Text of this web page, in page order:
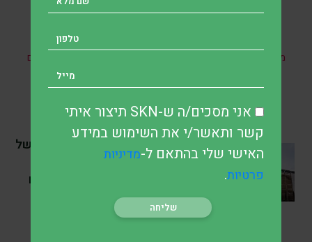
* אין במאמר זה, בחלקו או במלואו, כל הבטחה להשגת תשואות
מהשקעות ואין האמור בו מהווה ייעוץ מקצועי לבצע השקעות בתחום
SKN | סיפור הצמיחה של
עומד בפני מבחן חדש: האם
התרחבות ההכנסות תוכל
להשיב את השווי הקודם?
אני מסכים/ה ש-SKN תיצור איתי
קשר ותאשר/י את השימוש במידע
האישי שלי בהתאם ל-מדיניות
פרטיות.